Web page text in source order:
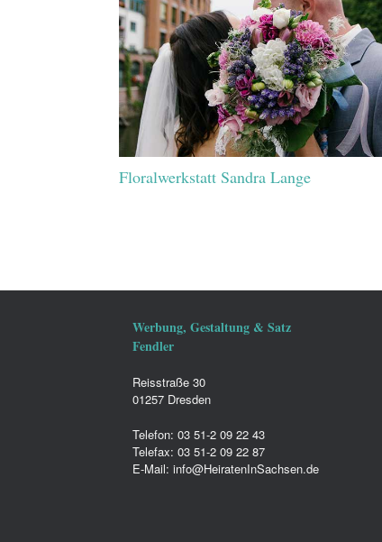
Floralwerkstatt Sandra Lange
Werbung, Gestaltung & Satz
Fendler
Reisstraße 30
01257 Dresden
Telefon: 03 51-2 09 22 43
Telefax: 03 51-2 09 22 87
E-Mail: info@HeiratenInSachsen.de